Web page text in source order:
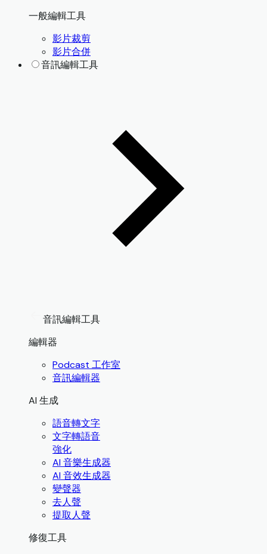
一般編輯工具
影片裁剪
影片合併
音訊編輯工具
音訊編輯工具
編輯器
Podcast 工作室
音訊編輯器
AI 生成
語音轉文字
文字轉語音
強化
AI 音樂生成器
AI 音效生成器
變聲器
去人聲
提取人聲
修復工具